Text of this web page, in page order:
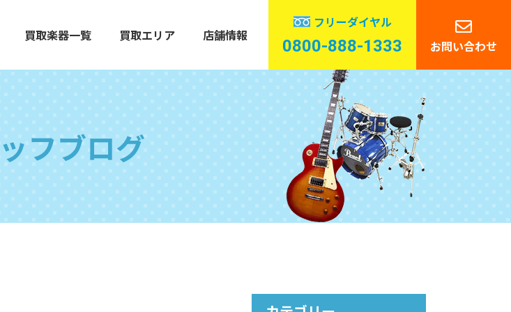
買取楽器一覧 買取エリア 店舗情報
フリーダイヤル
0800-888-1333 お問い合わせ
フブログ